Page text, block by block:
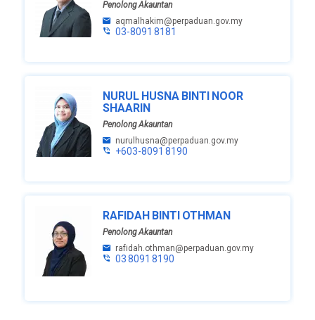
Penolong Akauntan
aqmalhakim@perpaduan.gov.my
03-8091 8181
NURUL HUSNA BINTI NOOR
SHAARIN
Penolong Akauntan
nurulhusna@perpaduan.gov.my
+603-8091 8190
RAFIDAH BINTI OTHMAN
Penolong Akauntan
rafidah.othman@perpaduan.gov.my
03 8091 8190